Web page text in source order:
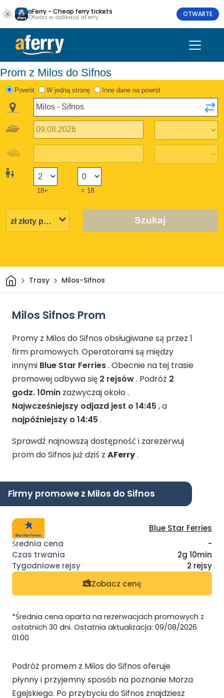
aFerry - Cheap ferry tickets
Otwórz w aplikacji aFerry OTWARTE
Prom z Milos do Sifnos
Powrót W jedną stronę Inne dane na powrót
18+ < 18
Szukaj
DomTrasy Milos-Sifnos
Milos Sifnos Prom
Promy z Milos do Sifnos obsługiwane są przez 1
firm promowych. Operatorami są między
innymi Blue Star Ferries. Obecnie na tej trasie
promowej odbywa się 2 rejsów. Podróż 2
godz. 10min zazwyczaj około .
Najwcześniejszy odjazd jest o 14:45 , a
najpóźniejszy o 14:45 .
Sprawdź najnowszą dostępność i zarezerwuj
prom do Sifnos już dziś z AFerry.
Firmy promowe z Milos do Sifnos
Blue Star Ferries
-
2g 10min
2 rejsy
Zobacz cenę
*Średnia cena oparta na rezerwacjach promowych z
ostatnich 30 dni. Ostatnia aktualizacja: 09/08/2026
01:00
Podróż promem z Milos do Sifnos oferuje
płynny i przyjemny sposób na poznanie Morza
Egejskiego. Po przybyciu do Sifnos znajdziesz